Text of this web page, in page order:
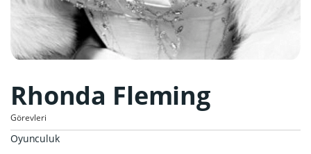
Rhonda Fleming
Görevleri
Oyunculuk